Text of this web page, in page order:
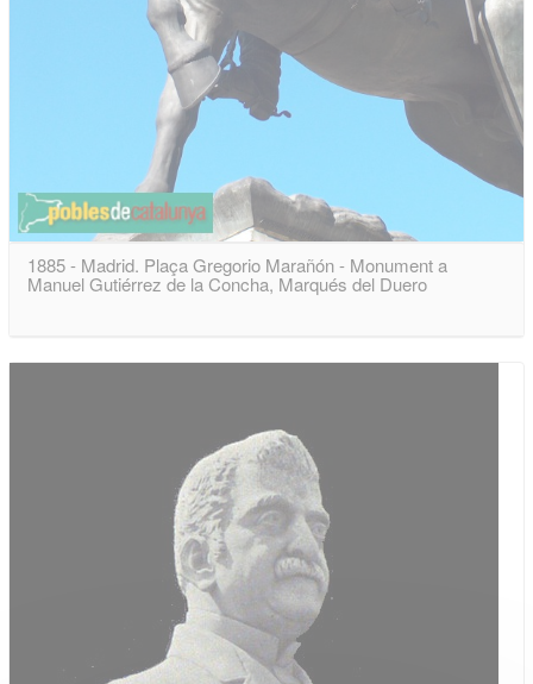
1885 - Madrid. Plaça Gregorio Marañón - Monument a
Manuel Gutiérrez de la Concha, Marqués del Duero